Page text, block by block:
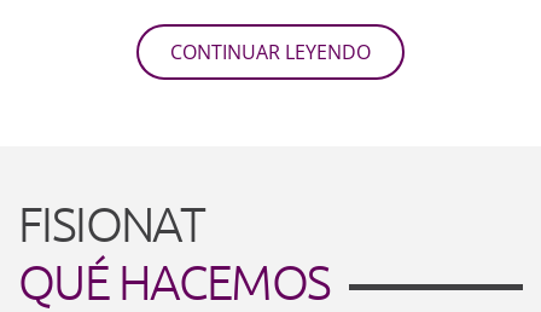
CONTINUAR LEYENDO
FISIONAT
QUÉ HACEMOS